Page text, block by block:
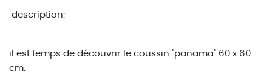
description:
il est temps de découvrir le coussin "panama" 60 x 60
cm.